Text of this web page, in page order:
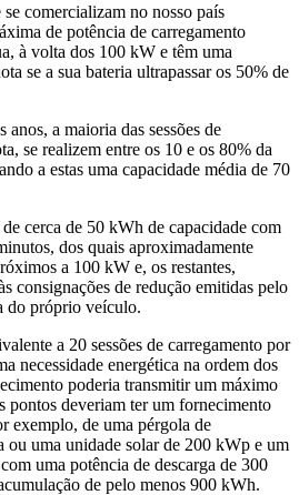
comercializam no nosso país
de potência de carregamento
à volta dos 100 kW e têm uma
se a sua bateria ultrapassar os 50% de
a maioria das sessões de
se realizem entre os 10 e os 80% da
a estas uma capacidade média de 70
cerca de 50 kWh de capacidade com
dos quais aproximadamente
a 100 kW e, os restantes,
consignações de redução emitidas pelo
do próprio veículo.
a 20 sessões de carregamento por
necessidade energética na ordem dos
poderia transmitir um máximo
pontos deveriam ter um fornecimento
exemplo, de uma pérgola de
ou uma unidade solar de 200 kWp e um
uma potência de descarga de 300
de pelo menos 900 kWh.